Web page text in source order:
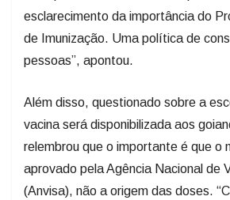
esclarecimento da importância do
de Imunização. Uma política de
pessoas”, apontou.
Além disso, questionado sobre a
vacina será disponibilizada aos
relembrou que o importante é que o
aprovado pela Agência Nacional de
(Anvisa), não a origem das doses.